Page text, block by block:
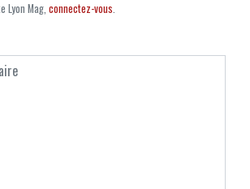
Lyon Mag, connectez-vous.